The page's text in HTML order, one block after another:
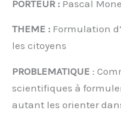
PORTEUR : Pascal
THEME : Formulation
les citoyens
PROBLEMATIQUE :
scientifiques à
autant les orienter